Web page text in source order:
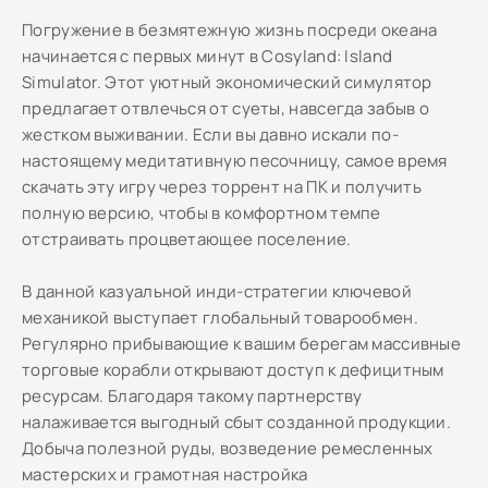
Погружение в безмятежную жизнь посреди океана
начинается с первых минут в Cosyland: Island
Simulator. Этот уютный экономический симулятор
предлагает отвлечься от суеты, навсегда забыв о
жестком выживании. Если вы давно искали по-
настоящему медитативную песочницу, самое время
скачать эту игру через торрент на ПК и получить
полную версию, чтобы в комфортном темпе
отстраивать процветающее поселение.
В данной казуальной инди-стратегии ключевой
механикой выступает глобальный товарообмен.
Регулярно прибывающие к вашим берегам массивные
торговые корабли открывают доступ к дефицитным
ресурсам. Благодаря такому партнерству
налаживается выгодный сбыт созданной продукции.
Добыча полезной руды, возведение ремесленных
мастерских и грамотная настройка